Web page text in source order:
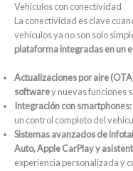
Vehículos con conectividad
La conectividad es clave
vehículos ya no son solo
plataforma integradas en un
Actualizaciones por aire
softwarey nuevas funciones
Integración con smartphones:
un control completo del
Sistemas avanzados de
Auto, Apple CarPlay y
experiencia personalizada y